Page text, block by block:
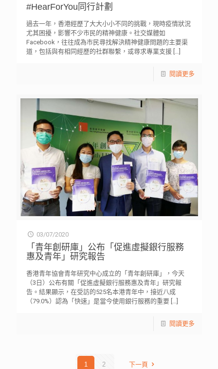
#HearForYou同行計劃
過去一年，香港經歷了大大小小不同的挑戰，現時疫情狀況
尤其困擾，影響不少市民的精神健康。社交媒體如
Facebook，往往成為市民尋找解決精神健康問題的主要渠
道，包括與有相同經歷的社群聯繫，或尋求專業支援[…]
閱讀更多
03/07/2020
「青年創研庫」公布「促進虛擬銀行服務
惠及青年」研究報告
香港青年協會青年研究中心成立的「青年創研庫」，今天
（3日）公布有關「促進虛擬銀行服務惠及青年」研究報
告。結果顯示，在受訪的525名本港青年中，接近八成
（79.0%）認為「快速」是當今使用銀行服務的重要[…]
閱讀更多
1 2 下一頁